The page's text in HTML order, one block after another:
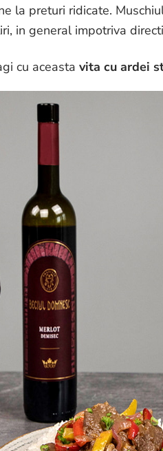
la preturi ridicate.
in general impotriva
cu aceasta vita cu ardei